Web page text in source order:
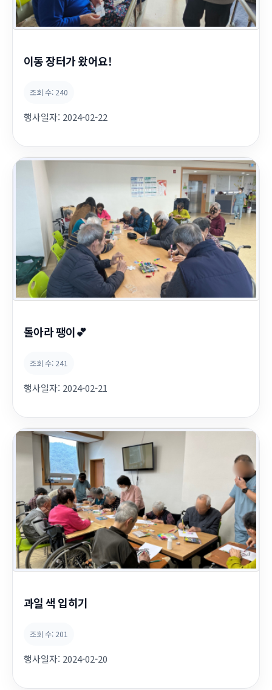
이동 장터가 왔어요!
조회 수: 240
행사일자: 2024-02-22
돌아라 팽이💕
조회 수: 241
행사일자: 2024-02-21
과일 색 입히기
조회 수: 201
행사일자: 2024-02-20